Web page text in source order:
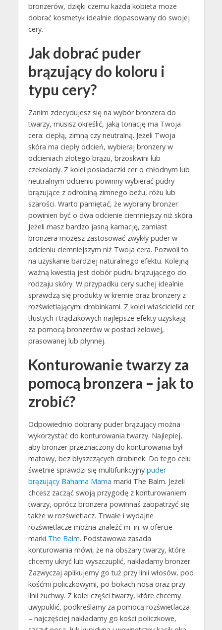
bronzerów, dzięki czemu każda kobieta może
dobrać kosmetyk idealnie dopasowany do swojej
cery.
Jak dobrać puder
brązujący do koloru i
typu cery?
Zanim zdecydujesz się na wybór bronzera do
twarzy, musisz określić, jaką tonację ma Twoja
cera: ciepłą, zimną czy neutralną. Jeżeli Twoja
skóra ma ciepły odcień, wybieraj bronzery w
odcieniach złotego brązu, brzoskwini lub
czekolady. Z kolei posiadaczki cer o chłodnym lub
neutralnym odcieniu powinny wybierać pudry
brązujące z odrobiną zimnego beżu, różu lub
szarości. Warto pamiętać, że wybrany bronzer
powinien być o dwa odcienie ciemniejszy niż skóra.
Jeżeli masz bardzo jasną karnację, zamiast
bronzera możesz zastosować zwykły puder w
odcieniu ciemniejszym niż Twoja cera. Pozwoli to
na uzyskanie bardziej naturalnego efektu. Kolejną
ważną kwestią jest dobór pudru brązującego do
rodzaju skóry. W przypadku cery suchej idealnie
sprawdzą się produkty w kremie oraz bronzery z
rozświetlającymi drobinkami. Z kolei właścicielki cer
tłustych i trądzikowych najlepsze efekty uzyskają
za pomocą bronzerów w postaci żelowej,
prasowanej lub płynnej.
Konturowanie twarzy za
pomocą bronzera – jak to
zrobić?
Odpowiednio dobrany puder brązujący można
wykorzystać do konturowania twarzy. Najlepiej,
aby bronzer przeznaczony do konturowania był
matowy, bez błyszczących drobinek. Do tego celu
świetnie sprawdzi się multifunkcyjny puder
brązujący Bahama Mama marki The Balm. Jeżeli
chcesz zacząć swoją przygodę z konturowaniem
twarzy, oprócz bronzera powinnaś zaopatrzyć się
także w rozświetlacz. Trwałe i wydajne
rozświetlacze można znaleźć m. in. w ofercie
marki The Balm. Podstawowa zasada
konturowania mówi, że na obszary twarzy, które
chcemy ukryć lub wyszczuplić, nakładamy bronzer.
Zazwyczaj aplikujemy go tuż przy linii włosów, pod
kośćmi policzkowymi, po bokach nosa oraz przy
linii żuchwy. Z kolei części twarzy, które chcemy
uwypuklić, podkreślamy za pomocą rozświetlacza
– najczęściej nakładamy go kości policzkowe,